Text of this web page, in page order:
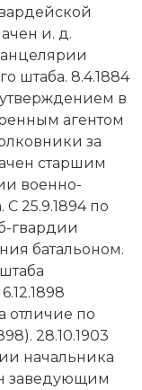
и. д.
штаба. 8.4.1884
в
агентом
за
старшим
военно-
С 25.9.1894 по
гвардии
батальоном.
отличие по
28.10.1903
начальника
заведующим